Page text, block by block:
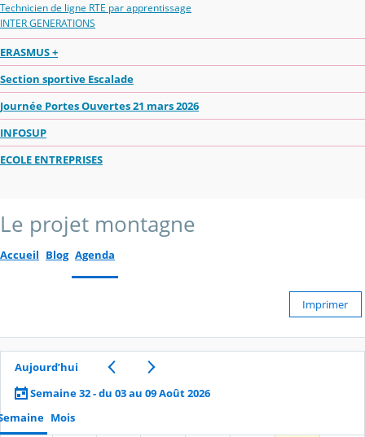
Technicien de ligne RTE par apprentissage
INTER GENERATIONS
ERASMUS +
Section sportive Escalade
Journée Portes Ouvertes 21 mars 2026
INFOSUP
ECOLE ENTREPRISES
Le projet montagne
Accueil Blog Agenda
Imprimer
Aujourd’hui
Semaine 32 - du 03 au 09 Août 2026
Mois